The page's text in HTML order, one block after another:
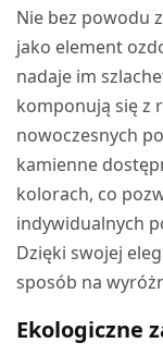
Nie bez powodu
jako element
nadaje im
komponują się z
nowoczesnych
kamienne
kolorach, co
indywidualnych
Dzięki swojej
sposób na
Ekologiczne